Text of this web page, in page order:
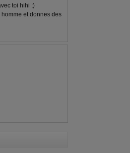
toi hihi ;)
et donnes des